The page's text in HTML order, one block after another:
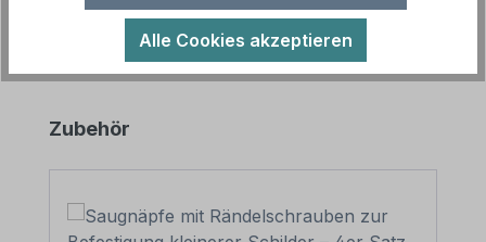
Produktgalerie überspringen
Zubehör
Alle Cookies akzeptieren